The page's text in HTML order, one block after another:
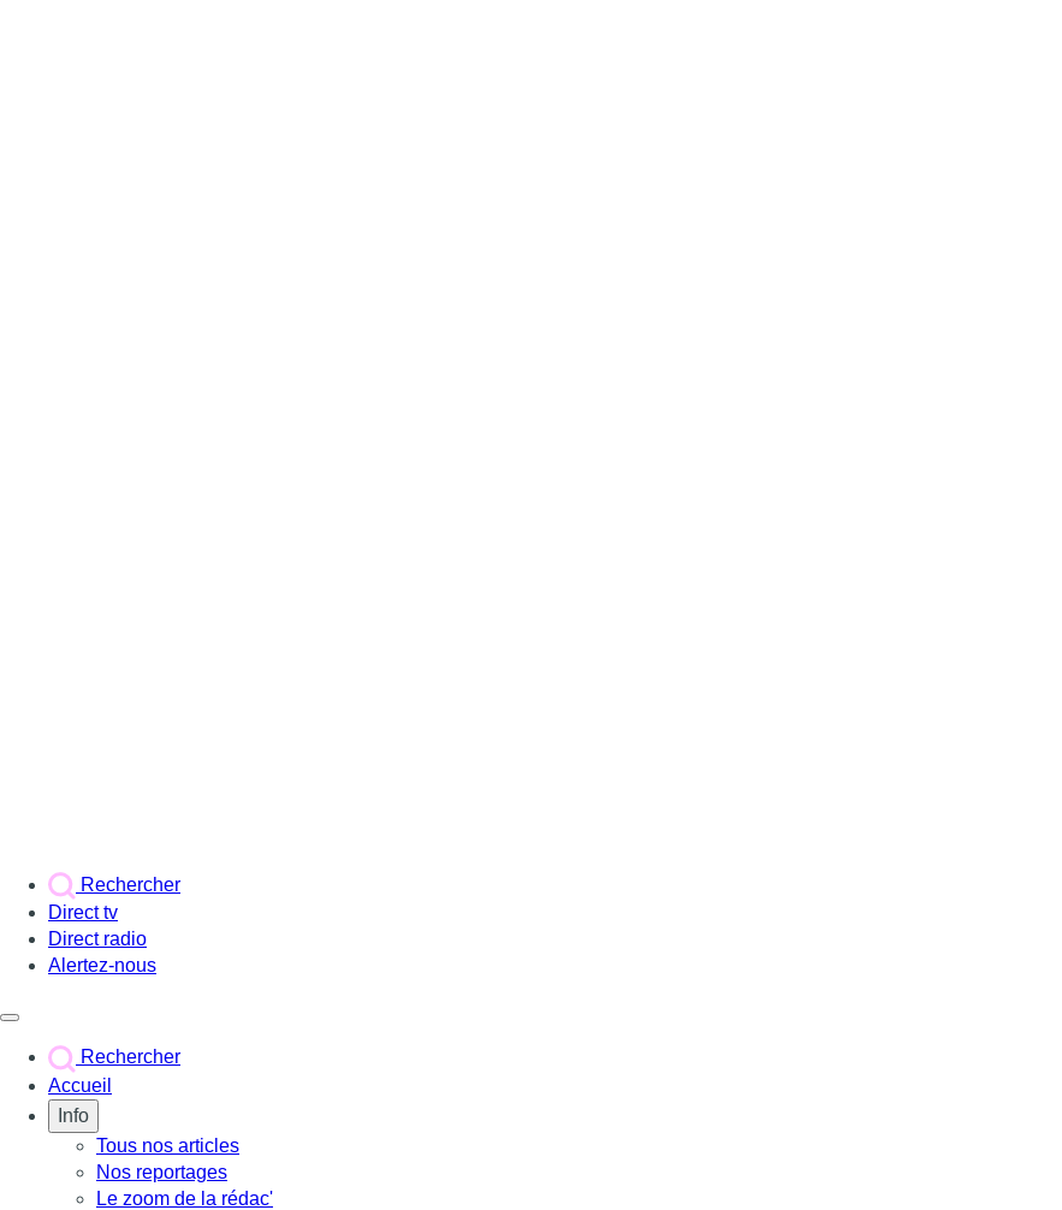
Rechercher
Direct tv
Direct radio
Alertez-nous
Rechercher
Accueil
Info
Tous nos articles
Nos reportages
Le zoom de la rédac'